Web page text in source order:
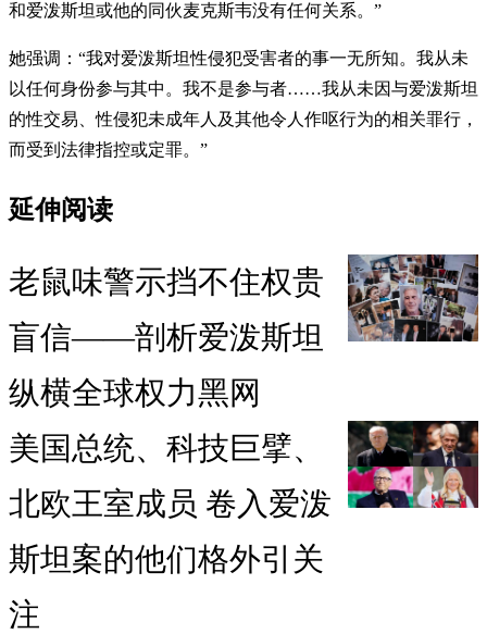
和爱泼斯坦或他的同伙麦克斯韦没有任何关系。”
她强调：“我对爱泼斯坦性侵犯受害者的事一无所知。我从未
以任何身份参与其中。我不是参与者……我从未因与爱泼斯坦
的性交易、性侵犯未成年人及其他令人作呕行为的相关罪行，
而受到法律指控或定罪。”
延伸阅读
老鼠味警示挡不住权贵
盲信——剖析爱泼斯坦
纵横全球权力黑网
美国总统、科技巨擘、
北欧王室成员 卷入爱泼
斯坦案的他们格外引关
注